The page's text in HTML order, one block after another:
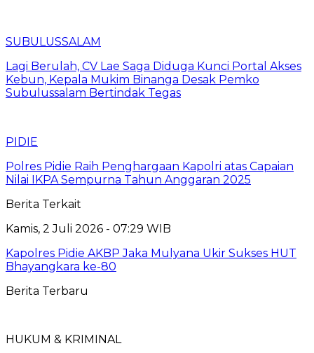
SUBULUSSALAM
Lagi Berulah, CV Lae Saga Diduga Kunci Portal Akses
Kebun, Kepala Mukim Binanga Desak Pemko
Subulussalam Bertindak Tegas
PIDIE
Polres Pidie Raih Penghargaan Kapolri atas Capaian
Nilai IKPA Sempurna Tahun Anggaran 2025
Berita Terkait
Kamis, 2 Juli 2026 - 07:29 WIB
Kapolres Pidie AKBP Jaka Mulyana Ukir Sukses HUT
Bhayangkara ke-80
Berita Terbaru
HUKUM & KRIMINAL